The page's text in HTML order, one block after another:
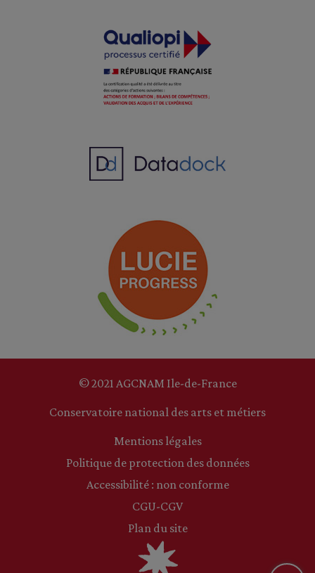
© 2021 AGCNAM Ile-de-France
Conservatoire national des arts et métiers
Mentions légales
Politique de protection des données
Accessibilité : non conforme
CGU-CGV
Plan du site